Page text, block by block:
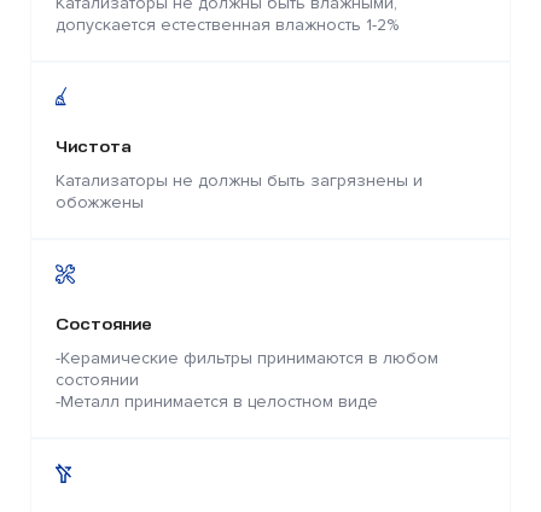
допускается естественная влажность 1-2%
Чистота
Катализаторы не должны быть загрязнены и
обожжены
Состояние
-Керамические фильтры принимаются в любом
состоянии
-Металл принимается в целостном виде